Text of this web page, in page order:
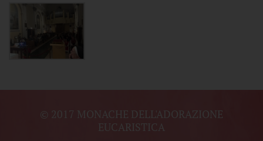
© 2017 MONACHE DELL'ADORAZIONE
EUCARISTICA